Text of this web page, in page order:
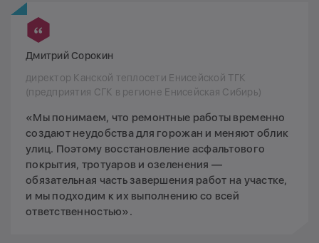
Дмитрий Сорокин
директор Канской теплосети Енисейской ТГК
(предприятия СГК в регионе Енисейская Сибирь)
«Мы понимаем, что ремонтные работы временно
создают неудобства для горожан и меняют облик
улиц. Поэтому восстановление асфальтового
покрытия, тротуаров и озеленения —
обязательная часть завершения работ на участке,
и мы подходим к их выполнению со всей
ответственностью».